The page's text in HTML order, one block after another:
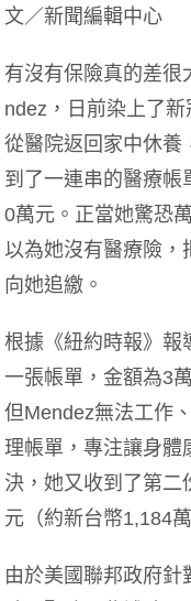
文／新聞編輯中心
有沒有保險真的差很
ndez，日前染上了
從醫院返回家中休養
到了一連串的醫療帳
0萬元。正當她驚恐
以為她沒有醫療險，
向她追繳。
根據《紐約時報》報
一張帳單，金額為3
但Mendez無法工作
理帳單，專注讓身體
決，她又收到了第二
元（約新台幣1,184
由於美國聯邦政府針